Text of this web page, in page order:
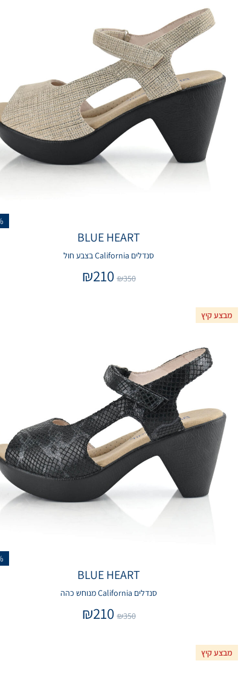
BLUE HEART
סנדלים California בצבע חול
₪350
₪210
מבצע קיץ
BLUE HEART
סנדלים California מנוחש כהה
₪350
₪210
מבצע קיץ